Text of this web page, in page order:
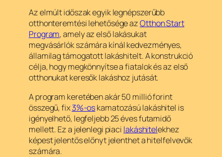
Az elmúlt időszak egyik legnépszerűbb
otthonteremtési lehetősége azOtthon Start
Program, amely az első lakásukat
megvásárlók számára kínál kedvezményes,
államilag támogatott lakáshitelt. A konstrukció
célja, hogy megkönnyítse a fiatalok és az első
otthonukat keresők lakáshoz jutását.
A program keretében akár 50 millió forint
összegű, fix3%-oskamatozású lakáshitel is
igényelhető, legfeljebb 25 éves futamidő
mellett. Ez a jelenlegi piaci lakáshitelekhez
képest jelentős előnyt jelenthet a hitelfelvevők
számára.